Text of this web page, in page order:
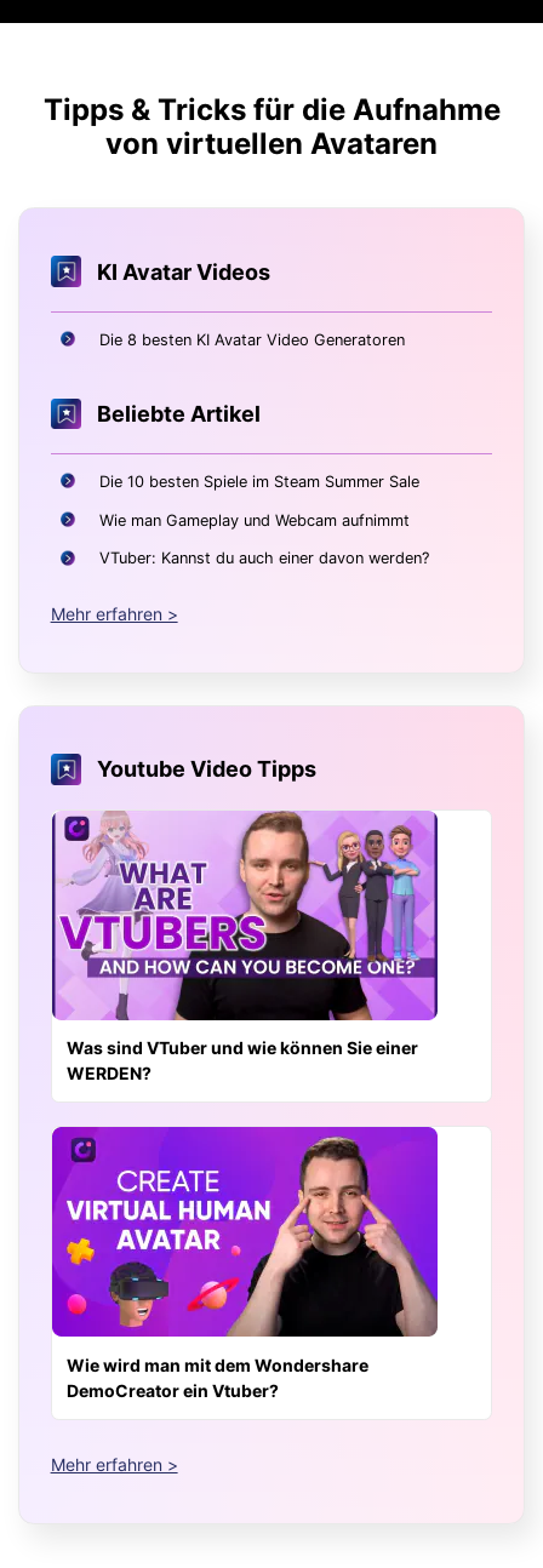
Tipps & Tricks für die Aufnahme
von virtuellen Avataren
KI Avatar Videos
Die 8 besten KI Avatar Video Generatoren
Beliebte Artikel
Die 10 besten Spiele im Steam Summer Sale
Wie man Gameplay und Webcam aufnimmt
VTuber: Kannst du auch einer davon werden?
Mehr erfahren >
Youtube Video Tipps
Was sind VTuber und wie können Sie einer
WERDEN?
Wie wird man mit dem Wondershare
DemoCreator ein Vtuber?
Mehr erfahren >